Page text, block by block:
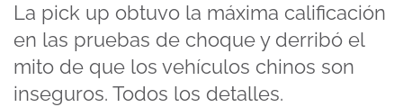
La pick up obtuvo la máxima calificación
en las pruebas de choque y derribó el
mito de que los vehículos chinos son
inseguros. Todos los detalles.